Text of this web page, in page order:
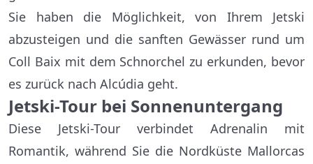
Sie haben die Möglichkeit, von Ihrem Jetski
abzusteigen und die sanften Gewässer rund um
Coll Baix mit dem Schnorchel zu erkunden, bevor
es zurück nach Alcúdia geht.
Jetski-Tour bei Sonnenuntergang
Diese Jetski-Tour verbindet Adrenalin mit
Romantik, während Sie die Nordküste Mallorcas